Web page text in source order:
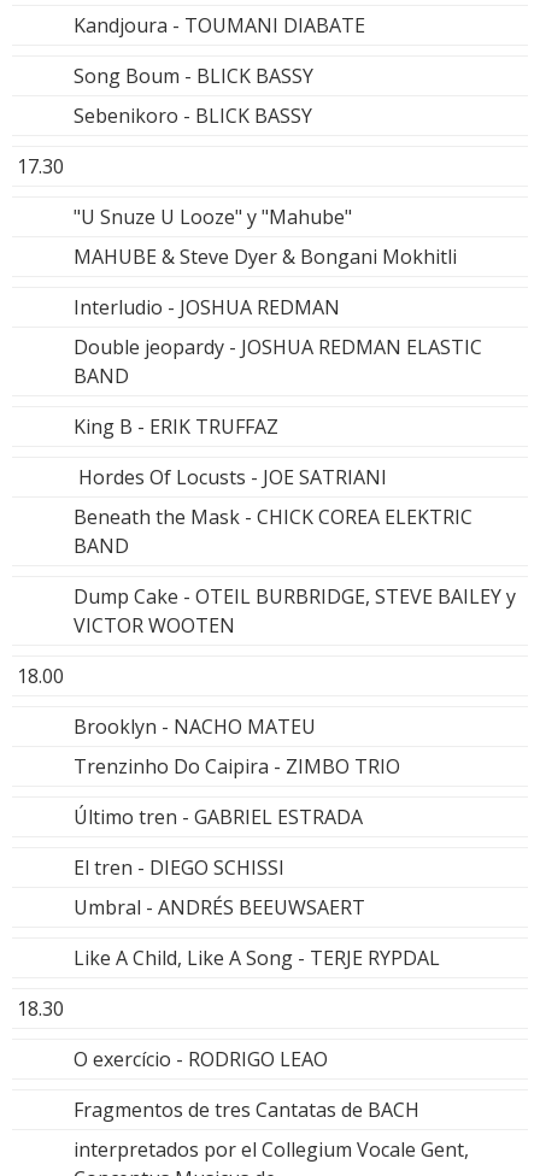
Kandjoura - TOUMANI DIABATE
Song Boum - BLICK BASSY
Sebenikoro - BLICK BASSY
17.30
"U Snuze U Looze" y "Mahube"
MAHUBE & Steve Dyer & Bongani Mokhitli
Interludio - JOSHUA REDMAN
Double jeopardy - JOSHUA REDMAN ELASTIC
BAND
King B - ERIK TRUFFAZ
Hordes Of Locusts - JOE SATRIANI
Beneath the Mask - CHICK COREA ELEKTRIC
BAND
Dump Cake - OTEIL BURBRIDGE, STEVE BAILEY y
VICTOR WOOTEN
18.00
Brooklyn - NACHO MATEU
Trenzinho Do Caipira - ZIMBO TRIO
Último tren - GABRIEL ESTRADA
El tren - DIEGO SCHISSI
Umbral - ANDRÉS BEEUWSAERT
Like A Child, Like A Song - TERJE RYPDAL
18.30
O exercício - RODRIGO LEAO
Fragmentos de tres Cantatas de BACH
interpretados por el Collegium Vocale Gent,